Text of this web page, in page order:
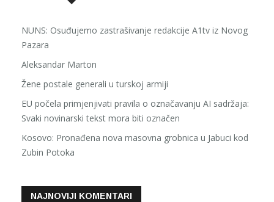
NUNS: Osuđujemo zastrašivanje redakcije A1tv iz Novog
Pazara
Aleksandar Marton
Žene postale generali u turskoj armiji
EU počela primjenjivati pravila o označavanju AI sadržaja:
Svaki novinarski tekst mora biti označen
Kosovo: Pronađena nova masovna grobnica u Jabuci kod
Zubin Potoka
NAJNOVIJI KOMENTARI